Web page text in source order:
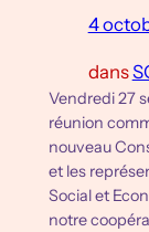
4
dans
Vendredi 27
réunion
nouveau
et les
Social et
notre